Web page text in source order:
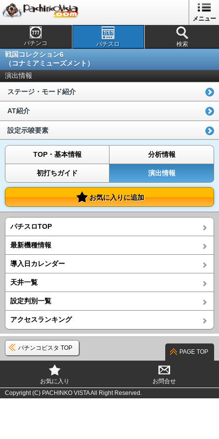
メニュー
パチンコ パチスロ 検索
戦国コレクション6
（コナミアミューズメント）
演出情報
ステージ・モード紹介
AT紹介
設定示唆要素
TOP・基本情報 分析情報
初打ちガイド 演出情報
お気に入りに追加
パチスロTOP
最新機種情報
導入日カレンダー
天井一覧
設定判別一覧
アクセスランキング
パチンコビスタ TOP
PAGE TOP
お気に入り
お問合せ
Copyright (C) PACHINKO VISTA All Right Reserved.